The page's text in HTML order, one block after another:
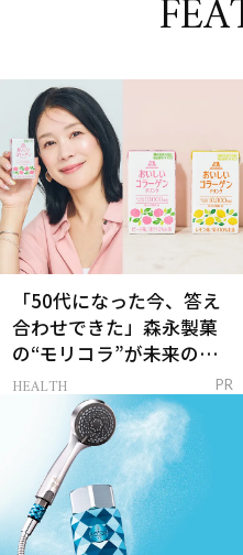
「50代になった今、答え
合わせできた」森永製菓
の“モリコラ”が未来のキ
レイを連れてくる！
HEALTH PR